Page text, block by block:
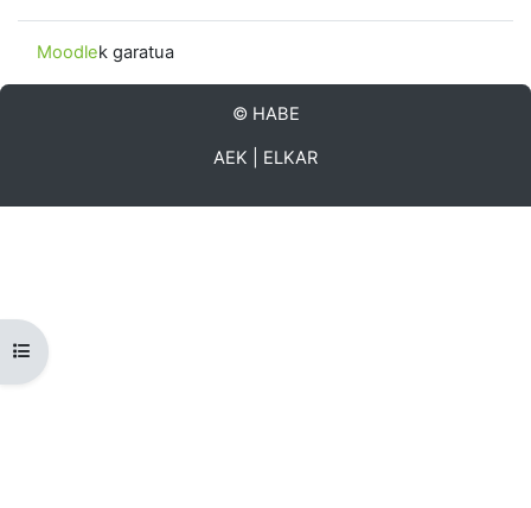
Zabaldu ikastaroaren aurkibidea
Moodlek garatua
© HABE
AEK ELKAR